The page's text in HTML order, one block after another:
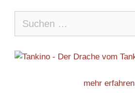
nach:
mehr erfahren